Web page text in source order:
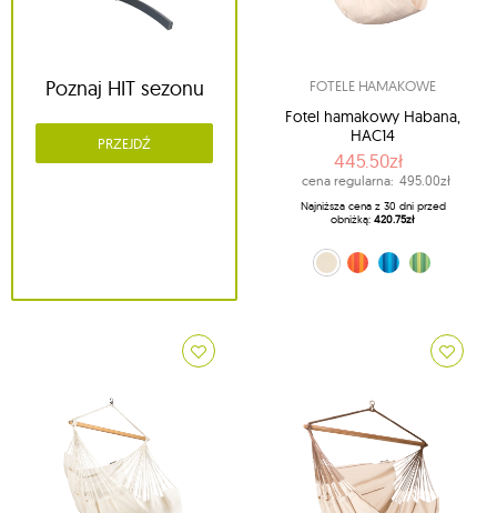
Poznaj HIT sezonu
PRZEJDŹ
FOTELE HAMAKOWE
Fotel hamakowy Habana,
HAC14
445.50zł
cena regularna: 495.00zł
Najniższa cena z 30 dni przed
obniżką: 420.75zł
naturalny (X1)
pomarańczowy (22)
niebieski (33)
zielony (44)